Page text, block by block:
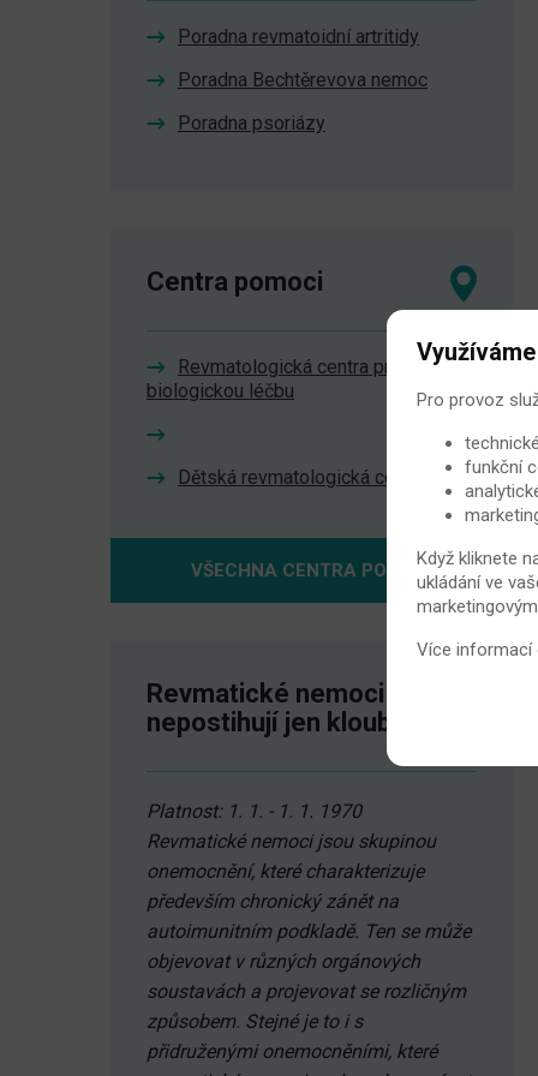
Poradna revmatoidní artritidy
Poradna Bechtěrevova nemoc
Poradna psoriázy
Centra pomoci
Revmatologická centra pro
biologickou léčbu
Dětská revmatologická centra
VŠECHNA CENTRA POMOCI
Revmatické nemoci
nepostihují jen klouby
Platnost: 1. 1. - 1. 1. 1970
Revmatické nemoci jsou skupinou
onemocnění, které charakterizuje
především chronický zánět na
autoimunitním podkladě. Ten se může
objevovat v různých orgánových
soustavách a projevovat se rozličným
způsobem. Stejné je to i s
přidruženými onemocněními, které
Pro provoz
funkční
Když kliknete
ukládání ve
Více informací